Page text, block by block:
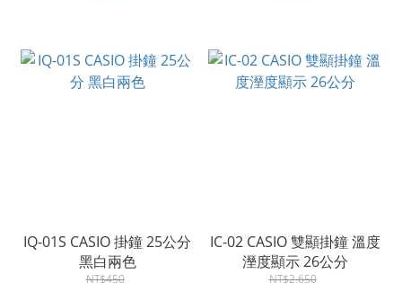
IQ-01S CASIO 掛鐘 25公分
黑白兩色
NT$450
IC-02 CASIO 雙顯掛鐘 溫度
溼度顯示 26公分
NT$2,650